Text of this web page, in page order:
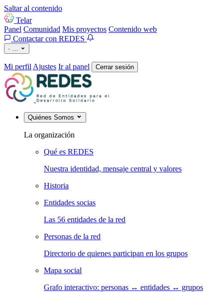
Saltar al contenido
Telar
Panel Comunidad Mis proyectos Contenido web
Contactar con REDES
· …
Mi perfil Ajustes Ir al panel Cerrar sesión
Quiénes Somos
La organización
Qué es REDES
Nuestra identidad, mensaje central y valores
Historia
Entidades socias
Las 56 entidades de la red
Personas de la red
Directorio de quienes participan en los grupos
Mapa social
Grafo interactivo: personas ↔ entidades ↔ grupos